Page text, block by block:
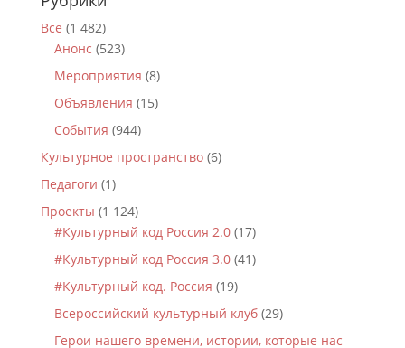
Все (1 482)
Анонс (523)
Мероприятия (8)
Объявления (15)
События (944)
Культурное пространство(6)
Педагоги (1)
Проекты (1 124)
#Культурный код Россия 2.0(17)
#Культурный код Россия 3.0(41)
#Культурный код. Россия (19)
Всероссийский культурный клуб(29)
Герои нашего времени, истории, которые нас